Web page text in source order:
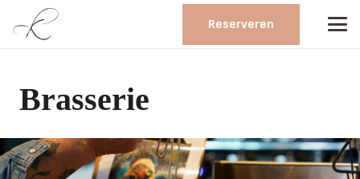
Reserveren
Brasserie